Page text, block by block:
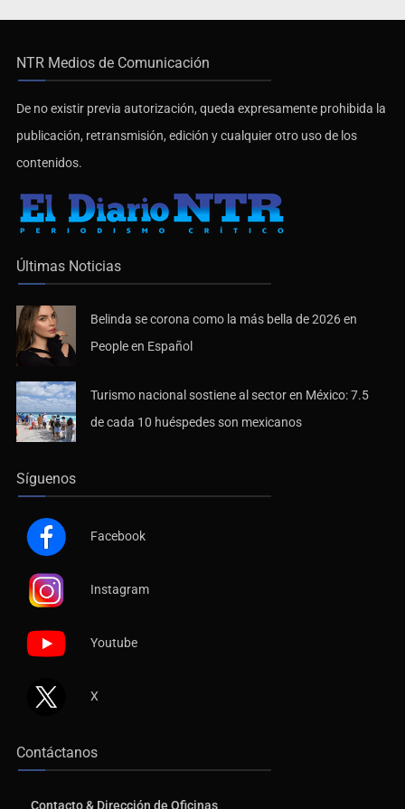
NTR Medios de Comunicación
De no existir previa autorización, queda expresamente prohibida la
publicación, retransmisión, edición y cualquier otro uso de los
contenidos.
Últimas Noticias
Belinda se corona como la más bella de 2026 en
People en Español
Turismo nacional sostiene al sector en México: 7.5
de cada 10 huéspedes son mexicanos
Síguenos
Facebook
Instagram
Youtube
X
Contáctanos
Contacto & Dirección de Oficinas